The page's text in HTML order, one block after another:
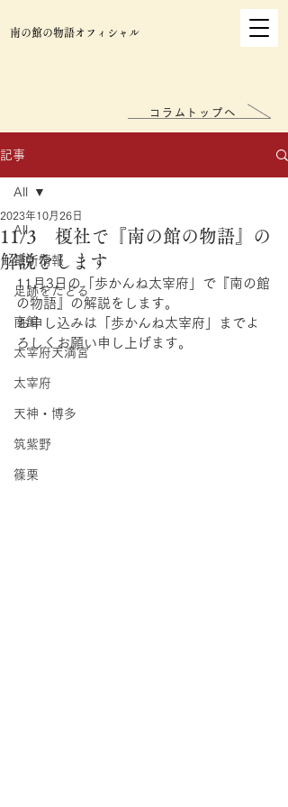
南の館の物語オフィシャル
記事
All
最新情報
足跡をたどる
南館
太宰府天満宮
太宰府
天神・博多
筑紫野
篠栗
All
11/3 榎社で『南の館の物語』の
解説をします
2023年10月26日
11月3日の「歩かんね太宰府」で『南の館
の物語』の解説をします。
お申し込みは「歩かんね太宰府」までよ
ろしくお願い申し上げます。
コラムトップへ